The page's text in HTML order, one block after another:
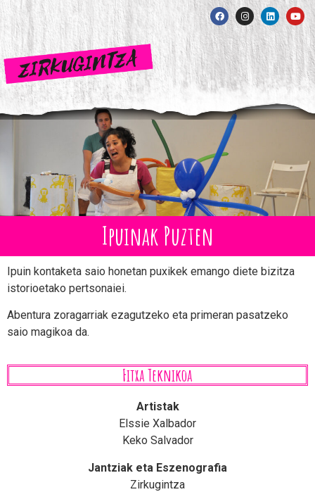
Ipuinak Puzten
Ipuin kontaketa saio honetan puxikek emango diete bizitza
istorioetako pertsonaiei.
Abentura zoragarriak ezagutzeko eta primeran pasatzeko
saio magikoa da.
Fitxa Teknikoa
Artistak
Elssie Xalbador
Keko Salvador
Jantziak eta Eszenografia
Zirkugintza